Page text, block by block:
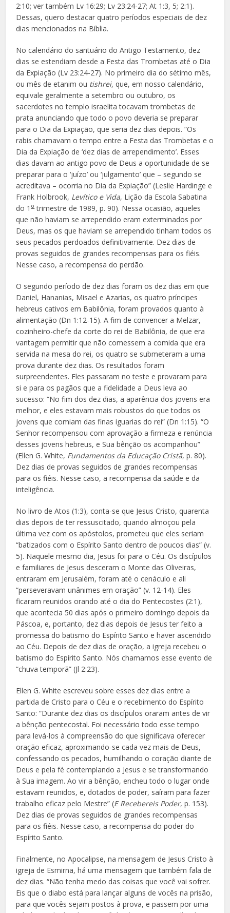
2:10; ver também Lv 16:29; Lv 23:24-27; At 1:3, 5; 2:1).
Dessas, quero destacar quatro períodos especiais de dez
dias mencionados na Bíblia.
No calendário do santuário do Antigo Testamento, dez
dias se estendiam desde a Festa das Trombetas até o Dia
da Expiação (Lv 23:24-27). No primeiro dia do sétimo mês,
ou mês de etanim ou tishrei, que, em nosso calendário,
equivale geralmente a setembro ou outubro, os
sacerdotes no templo israelita tocavam trombetas de
prata anunciando que todo o povo deveria se preparar
para o Dia da Expiação, que seria dez dias depois. “Os
rabis chamavam o tempo entre a Festa das Trombetas e o
Dia da Expiação de ‘dez dias de arrependimento’. Esses
dias davam ao antigo povo de Deus a oportunidade de se
preparar para o ‘juízo’ ou ‘julgamento’ que – segundo se
acreditava – ocorria no Dia da Expiação” (Leslie Hardinge e
Frank Holbrook, Levítico e Vida, Lição da Escola Sabatina
do 1otrimestre de 1989, p. 90). Nessa ocasião, aqueles
que não haviam se arrependido eram exterminados por
Deus, mas os que haviam se arrependido tinham todos os
seus pecados perdoados definitivamente. Dez dias de
provas seguidos de grandes recompensas para os fiéis.
Nesse caso, a recompensa do perdão.
O segundo período de dez dias foram os dez dias em que
Daniel, Hananias, Misael e Azarias, os quatro príncipes
hebreus cativos em Babilônia, foram provados quanto à
alimentação (Dn 1:12-15). A fim de convencer a Melzar,
cozinheiro-chefe da corte do rei de Babilônia, de que era
vantagem permitir que não comessem a comida que era
servida na mesa do rei, os quatro se submeteram a uma
prova durante dez dias. Os resultados foram
surpreendentes. Eles passaram no teste e provaram para
si e para os pagãos que a fidelidade a Deus leva ao
sucesso: “No fim dos dez dias, a aparência dos jovens era
melhor, e eles estavam mais robustos do que todos os
jovens que comiam das finas iguarias do rei” (Dn 1:15). “O
Senhor recompensou com aprovação a firmeza e renúncia
desses jovens hebreus, e Sua bênção os acompanhou”
(Ellen G. White, Fundamentos da Educação Cristã, p. 80).
Dez dias de provas seguidos de grandes recompensas
para os fiéis. Nesse caso, a recompensa da saúde e da
inteligência.
No livro de Atos (1:3), conta-se que Jesus Cristo, quarenta
dias depois de ter ressuscitado, quando almoçou pela
última vez com os apóstolos, prometeu que eles seriam
“batizados com o Espírito Santo dentro de poucos dias” (v.
5). Naquele mesmo dia, Jesus foi para o Céu. Os discípulos
e familiares de Jesus desceram o Monte das Oliveiras,
entraram em Jerusalém, foram até o cenáculo e ali
“perseveravam unânimes em oração” (v. 12-14). Eles
ficaram reunidos orando até o dia do Pentecostes (2:1),
que acontecia 50 dias após o primeiro domingo depois da
Páscoa, e, portanto, dez dias depois de Jesus ter feito a
promessa do batismo do Espírito Santo e haver ascendido
ao Céu. Depois de dez dias de oração, a igreja recebeu o
batismo do Espírito Santo. Nós chamamos esse evento de
“chuva temporã” (Jl 2:23).
Ellen G. White escreveu sobre esses dez dias entre a
partida de Cristo para o Céu e o recebimento do Espírito
Santo: “Durante dez dias os discípulos oraram antes de vir
a bênção pentecostal. Foi necessário todo esse tempo
para levá-los à compreensão do que significava oferecer
oração eficaz, aproximando-se cada vez mais de Deus,
confessando os pecados, humilhando o coração diante de
Deus e pela fé contemplando a Jesus e se transformando
à Sua imagem. Ao vir a bênção, encheu todo o lugar onde
estavam reunidos, e, dotados de poder, saíram para fazer
trabalho eficaz pelo Mestre” (E Recebereis Poder, p. 153).
Dez dias de provas seguidos de grandes recompensas
para os fiéis. Nesse caso, a recompensa do poder do
Espírito Santo.
Finalmente, no Apocalipse, na mensagem de Jesus Cristo à
igreja de Esmirna, há uma mensagem que também fala de
dez dias. “Não tenha medo das coisas que você vai sofrer.
Eis que o diabo está para lançar alguns de vocês na prisão,
para que vocês sejam postos à prova, e passem por uma